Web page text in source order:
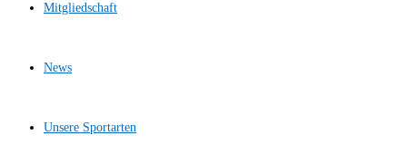
Mitgliedschaft
News
Unsere Sportarten